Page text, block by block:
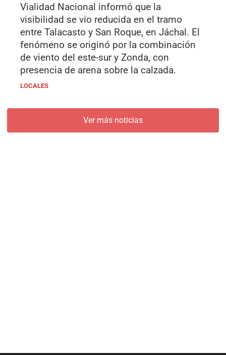
Vialidad Nacional informó que la
visibilidad se vio reducida en el tramo
entre Talacasto y San Roque, en Jáchal. El
fenómeno se originó por la combinación
de viento del este-sur y Zonda, con
presencia de arena sobre la calzada.
LOCALES
Ver más noticias